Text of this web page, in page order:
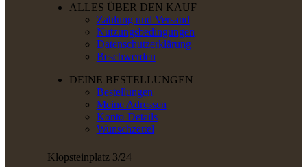
ALLES ÜBER DEN KAUF
Zahlung und Versand
Nutzungsbedingungen
Datenschutzerklärung
Beschwerden
DEINE BESTELLUNGEN
Bestellungen
Meine Adressen
Konto-Details
Wunschzettel
Klopsteinplatz 3/24